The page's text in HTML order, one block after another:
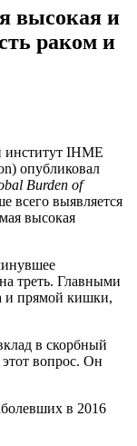
высокая и
раком и
институт IHME
опубликовал
Burden of
всего выявляется
высокая
треть. Главными
и прямой кишки,
в скорбный
вопрос. Он
в 2016